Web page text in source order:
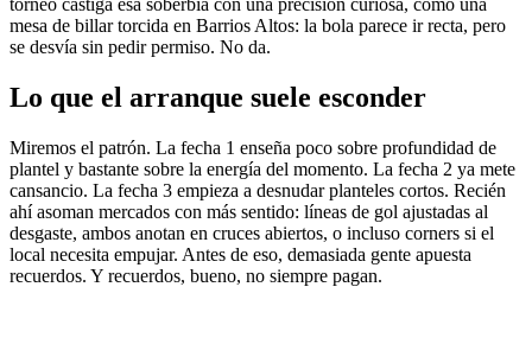
torneo castiga esa soberbia con una precisión curiosa, como una
mesa de billar torcida en Barrios Altos: la bola parece ir recta, pero
se desvía sin pedir permiso. No da.
Lo que el arranque suele esconder
Miremos el patrón. La fecha 1 enseña poco sobre profundidad de
plantel y bastante sobre la energía del momento. La fecha 2 ya mete
cansancio. La fecha 3 empieza a desnudar planteles cortos. Recién
ahí asoman mercados con más sentido: líneas de gol ajustadas al
desgaste, ambos anotan en cruces abiertos, o incluso corners si el
local necesita empujar. Antes de eso, demasiada gente apuesta
recuerdos. Y recuerdos, bueno, no siempre pagan.